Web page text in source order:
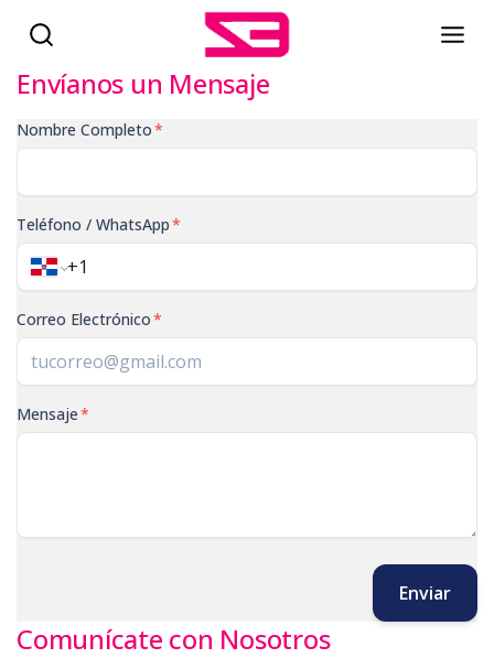
Envíanos un Mensaje
Nombre Completo*
Teléfono / WhatsApp*
Correo Electrónico*
Mensaje*
Enviar
Comunícate con Nosotros